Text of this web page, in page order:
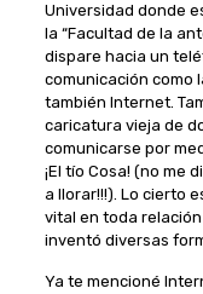
Universidad donde
la “Facultad de la
dispare hacia un
comunicación como
también Internet.
caricatura vieja de
comunicarse por
¡El tío Cosa! (no me
a llorar!!!). Lo cierto
vital en toda
inventó diversas
Ya te mencioné